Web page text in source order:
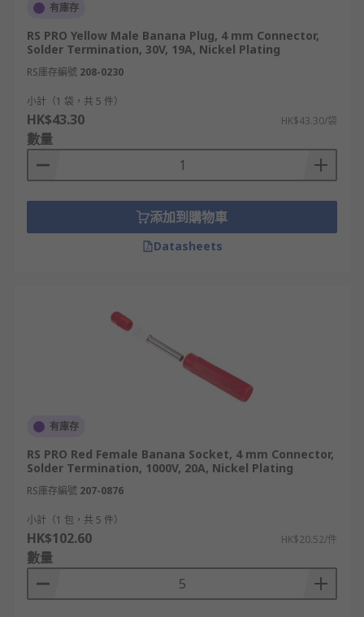
有庫存
RS PRO Yellow Male Banana Plug, 4 mm Connector,
Solder Termination, 30V, 19A, Nickel Plating
RS庫存編號 208-0230
小計（1 袋，共 5 件）
HK$43.30 HK$43.30/袋
數量
添加到購物車
Datasheets
有庫存
RS PRO Red Female Banana Socket, 4 mm Connector,
Solder Termination, 1000V, 20A, Nickel Plating
RS庫存編號 207-0876
小計（1 包，共 5 件）
HK$102.60 HK$20.52/件
數量